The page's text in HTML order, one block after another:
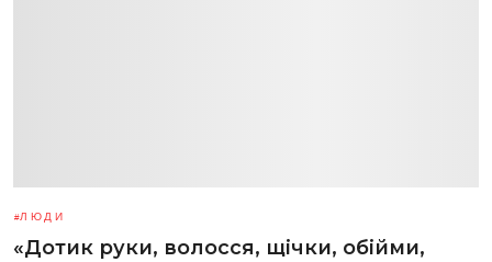
ЛЮДИ
«Дотик руки, волосся, щічки, обійми,